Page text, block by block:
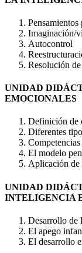
Pensamientos
Imaginación/
Autocontrol
Resolución
UNIDAD
EMOCIONALES
Definición de
Diferentes
El modelo
Aplicación de
UNIDAD
INTELIGENCIA
Desarrollo de
El apego
El desarrollo